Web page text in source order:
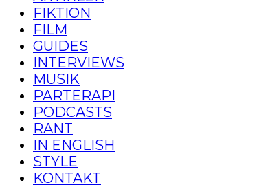
FIKTION
FILM
GUIDES
INTERVIEWS
MUSIK
PARTERAPI
PODCASTS
RANT
IN ENGLISH
STYLE
KONTAKT